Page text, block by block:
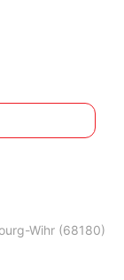
Wihr (68180)